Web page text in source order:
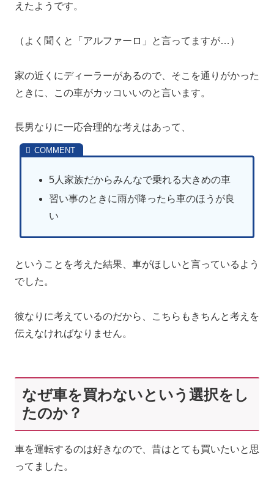
えたようです。
（よく聞くと「アルファーロ」と言ってますが…）
家の近くにディーラーがあるので、そこを通りがかった
ときに、この車がカッコいいのと言います。
長男なりに一応合理的な考えはあって、
5人家族だからみんなで乗れる大きめの車
習い事のときに雨が降ったら車のほうが良
い
ということを考えた結果、車がほしいと言っているよう
でした。
彼なりに考えているのだから、こちらもきちんと考えを
伝えなければなりません。
なぜ車を買わないという選択をし
たのか？
車を運転するのは好きなので、昔はとても買いたいと思
ってました。